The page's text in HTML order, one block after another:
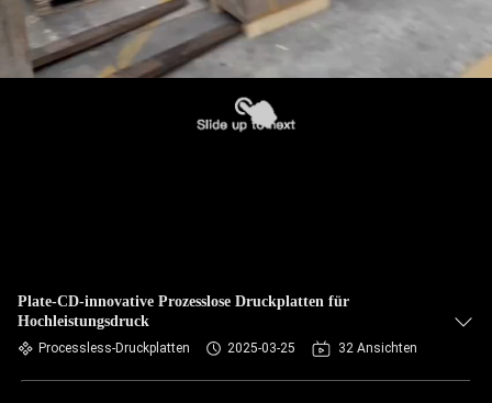
Plate-CD-innovative Prozesslose Druckplatten für
Hochleistungsdruck
Processless-Druckplatten 2025-03-25 32 Ansichten